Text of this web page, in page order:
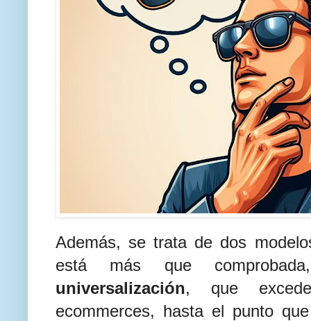
Además, se trata de dos
está más que
universalización, que
ecommerces, hasta el punto